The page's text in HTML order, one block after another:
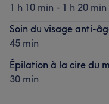
1 h 10 min - 1 h 20 min
Soin du visage anti-
45 min
Épilation à la cire du
30 min